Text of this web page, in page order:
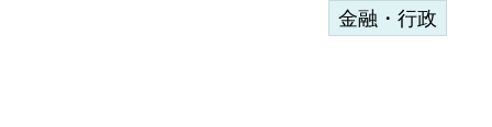
金融・行政